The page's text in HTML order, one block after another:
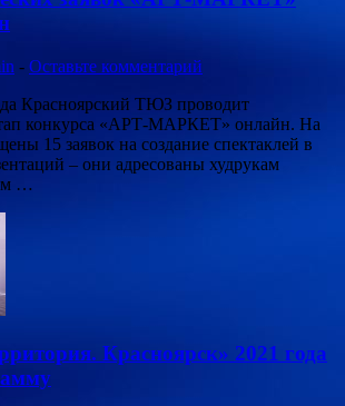
- Оставьте комментарий
Красноярский ТЮЗ проводит
конкурса «АРТ-МАРКЕТ» онлайн. На
15 заявок на создание спектаклей в
– они адресованы худрукам
…
Красноярск» 2021 года